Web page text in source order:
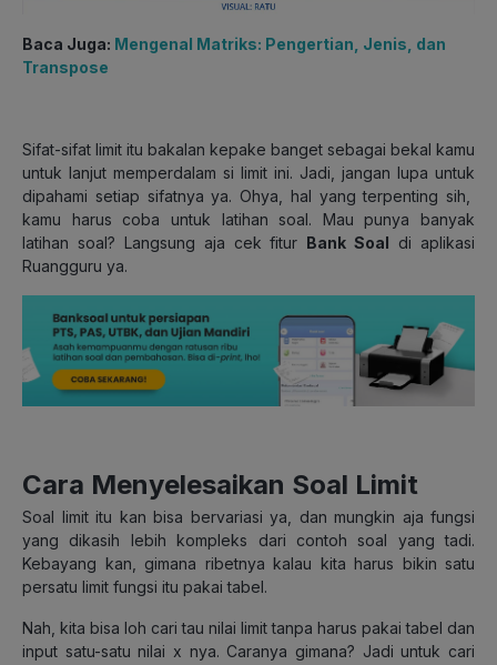
Baca Juga: Mengenal Matriks: Pengertian, Jenis, dan
Transpose
Sifat-sifat limit itu bakalan kepake banget sebagai bekal kamu
untuk lanjut memperdalam si limit ini. Jadi, jangan lupa untuk
dipahami setiap sifatnya ya. Ohya, hal yang terpenting sih,
kamu harus coba untuk latihan soal. Mau punya banyak
latihan soal? Langsung aja cek fitur Bank Soal di aplikasi
Ruangguru ya.
Cara Menyelesaikan Soal Limit
Soal limit itu kan bisa bervariasi ya, dan mungkin aja fungsi
yang dikasih lebih kompleks dari contoh soal yang tadi.
Kebayang kan, gimana ribetnya kalau kita harus bikin satu
persatu limit fungsi itu pakai tabel.
Nah, kita bisa loh cari tau nilai limit tanpa harus pakai tabel dan
input satu-satu nilai x nya. Caranya gimana? Jadi untuk cari